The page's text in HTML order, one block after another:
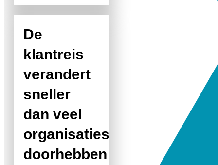
De
klantreis
verandert
sneller
dan veel
organisaties
doorhebben